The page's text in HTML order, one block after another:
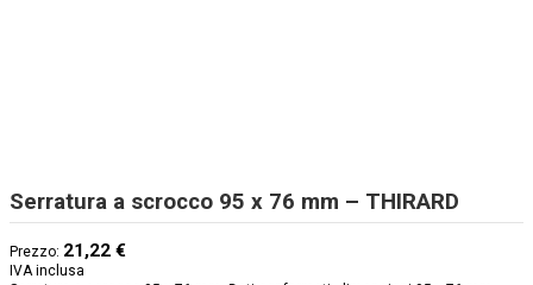
Serratura a scrocco 95 x 76 mm – THIRARD
Prezzo: 21,22 €
IVA inclusa